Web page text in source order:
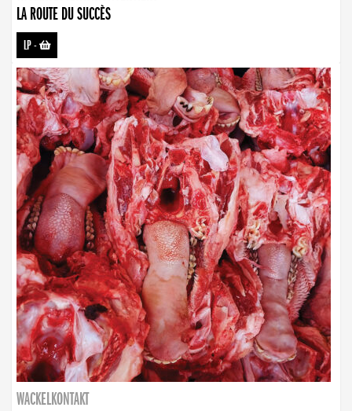
LA ROUTE DU SUCCÈS
LP-
WACKELKONTAKT